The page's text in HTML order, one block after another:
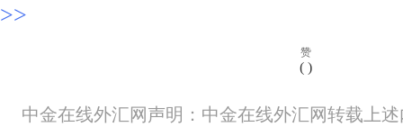
>>
赞
( )
中金在线外汇网声明：中金在线外汇网转载上